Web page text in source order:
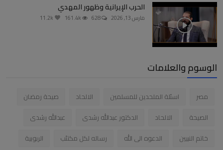
الحرب الإيرانية وظهور المهدي
مارس 13, 2026
الوسوم والعلامات
مصر اسئلة الملحدين للمسلمين الالحاد
صيحة رمضان
الصيحة
الالحاد الدكتور عبدالله رشدى
عبدالله رشدى
خاتم النبيين
الدعوه الى الله رساله لكل مكتئب
الربوبية